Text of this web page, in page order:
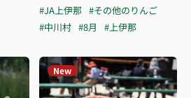
#JA上伊那 #その他のりんご
#中川村 #8月 #上伊那
New